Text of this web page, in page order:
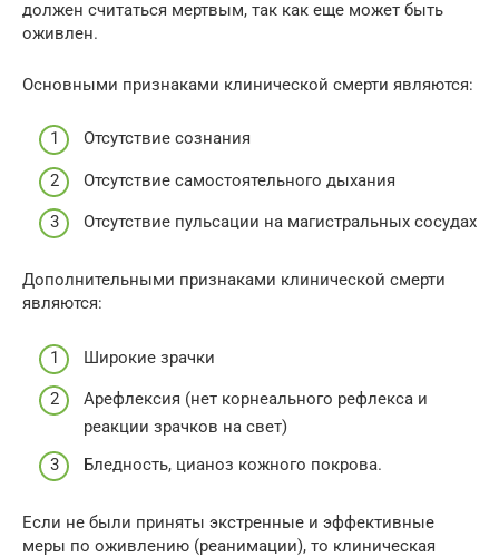
должен считаться мертвым, так как еще может быть
оживлен.
Основными признаками клинической смерти являются:
Отсутствие сознания
Отсутствие самостоятельного дыхания
Отсутствие пульсации на магистральных сосудах
Дополнительными признаками клинической смерти
являются:
Широкие зрачки
Арефлексия (нет корнеального рефлекса и
реакции зрачков на свет)
Бледность, цианоз кожного покрова.
Если не были приняты экстренные и эффективные
меры по оживлению (реанимации), то клиническая